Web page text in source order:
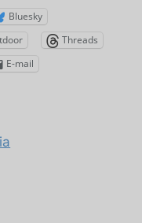
Bluesky
Threads
E-mail